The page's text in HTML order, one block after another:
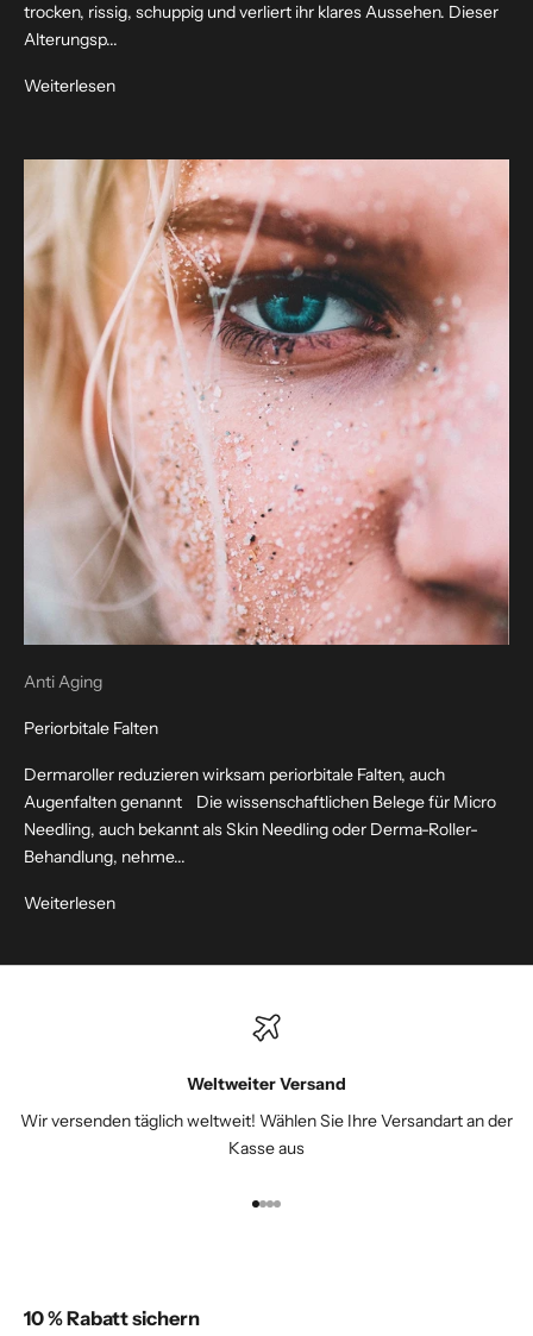
trocken, rissig, schuppig und verliert ihr klares Aussehen. Dieser
Alterungsp...
Weiterlesen
Anti Aging
Periorbitale Falten
Dermaroller reduzieren wirksam periorbitale Falten, auch
Augenfalten genannt Die wissenschaftlichen Belege für Micro
Needling, auch bekannt als Skin Needling oder Derma-Roller-
Behandlung, nehme...
Weiterlesen
Weltweiter Versand
Wir versenden täglich weltweit! Wählen Sie Ihre Versandart an der
Kasse aus
Gehe zu Element 1
Gehe zu Element 2
Gehe zu Element 3
Gehe zu Element 4
10 % Rabatt sichern